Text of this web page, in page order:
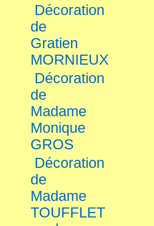
Décoration
de
Gratien
MORNIEUX
Décoration
de
Madame
Monique
GROS
Décoration
de
Madame
TOUFFLET